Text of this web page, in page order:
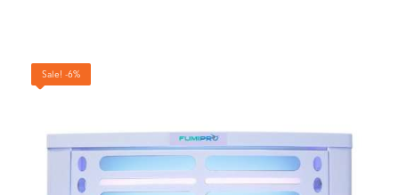
Sale! -6%